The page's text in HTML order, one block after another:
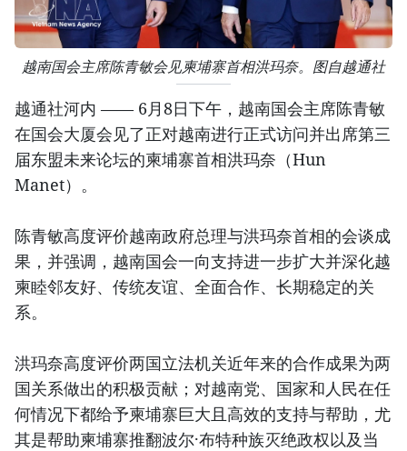
越南国会主席陈青敏会见柬埔寨首相洪玛奈。图自越通社
越通社河内 —— 6月8日下午，越南国会主席陈青敏
在国会大厦会见了正对越南进行正式访问并出席第三
届东盟未来论坛的柬埔寨首相洪玛奈（Hun
Manet）。
陈青敏高度评价越南政府总理与洪玛奈首相的会谈成
果，并强调，越南国会一向支持进一步扩大并深化越
柬睦邻友好、传统友谊、全面合作、长期稳定的关
系。
洪玛奈高度评价两国立法机关近年来的合作成果为两
国关系做出的积极贡献；对越南党、国家和人民在任
何情况下都给予柬埔寨巨大且高效的支持与帮助，尤
其是帮助柬埔寨推翻波尔·布特种族灭绝政权以及当